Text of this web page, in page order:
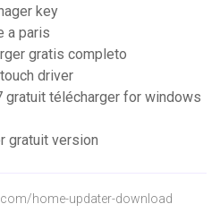
key
a paris
gratis completo
driver
télécharger for windows
gratuit version
home-updater-download